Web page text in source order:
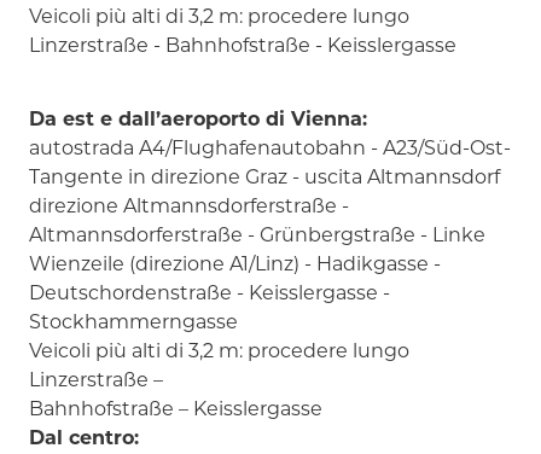
Veicoli più alti di 3,2 m: procedere lungo
Linzerstraße - Bahnhofstraße - Keisslergasse
Da est e dall’aeroporto di Vienna:
autostrada A4/Flughafenautobahn - A23/Süd-Ost-
Tangente in direzione Graz - uscita Altmannsdorf
direzione Altmannsdorferstraße -
Altmannsdorferstraße - Grünbergstraße - Linke
Wienzeile (direzione A1/Linz) - Hadikgasse -
Deutschordenstraße - Keisslergasse -
Stockhammerngasse
Veicoli più alti di 3,2 m: procedere lungo
Linzerstraße –
Bahnhofstraße – Keisslergasse
Dal centro: